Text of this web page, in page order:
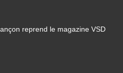
reprend le magazine VSD